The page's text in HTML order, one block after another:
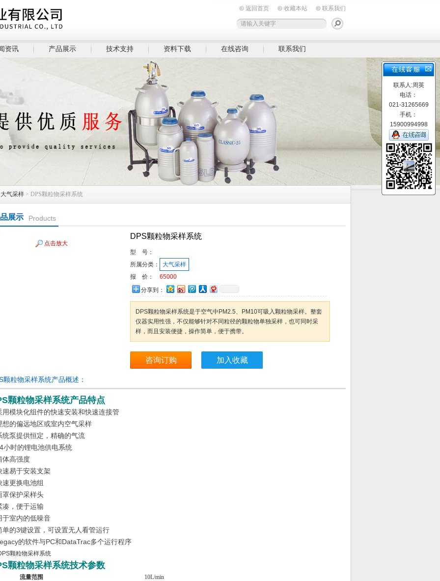
返回首页 收藏本站 联系我们
资讯 产品展示 技术支持 资料下载 在线咨询 联系我们
大气采样 > DPS颗粒物采样系统
展示 Products
点击放大
DPS颗粒物采样系统
型 号：
所属分类：
大气采样
报 价：
65000
分享到：
DPS颗粒物采样系统是于空气中PM2.5、PM10可吸入颗粒物采样。整套
仪器实用性强，不仅能够针对不同粒径的颗粒物单独采样，也可同时采
样，而且安装便捷，操作简单，便于携带。
咨询订购 加入收藏
颗粒物采样系统产品概述：
颗粒物采样系统产品特点
用模块化组件的快速安装和快速连接管
想的偏远地区或室内空气采样
统泵提供恒定，精确的气流
小时的锂电池供电系统
体高强度
速易于安装支架
速更换电池组
罩保护采样头
凑，便于运输
于室内的低噪音
单的3键设置，可设置无人看管运行
的软件与PC和DataTrac多个运行程序
颗粒物采样系统技术参数
流量范围
10L/min
联系人:周英
电话：
021-31265669
手机：
15900994998